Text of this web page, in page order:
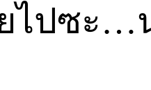
ไปซะ